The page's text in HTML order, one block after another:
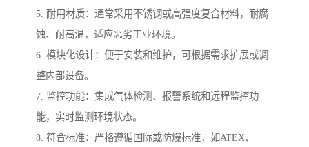
5. 耐用材质：通常采用不锈钢或高强度复合材料，耐腐
蚀、耐高温，适应恶劣工业环境。
6. 模块化设计：便于安装和维护，可根据需求扩展或调
整内部设备。
7. 监控功能：集成气体检测、报警系统和远程监控功
能，实时监测环境状态。
8. 符合标准：严格遵循国际或防爆标准，如ATEX、